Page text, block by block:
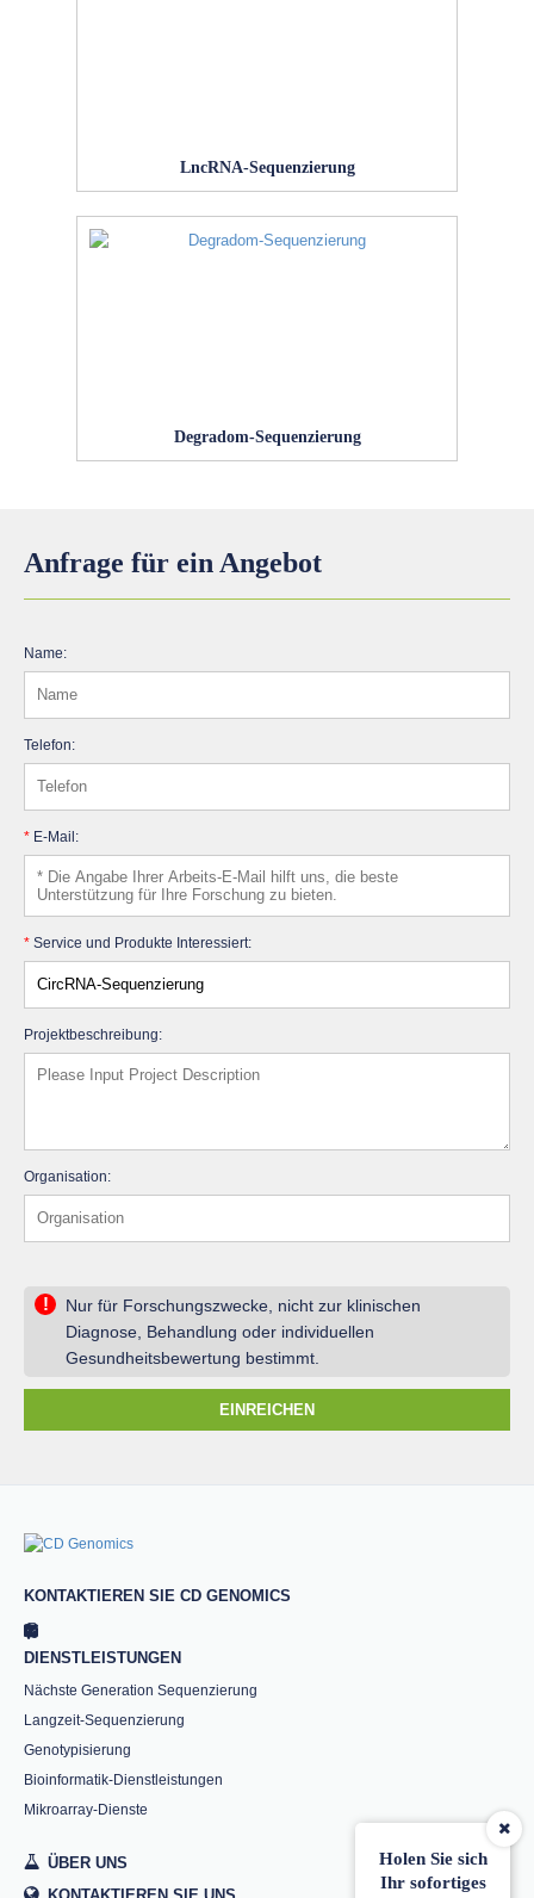
Holen Sie sich
Ihr sofortiges
LncRNA-Sequenzierung
Degradom-Sequenzierung
Anfrage für ein Angebot
Name:
Telefon:
* E-Mail:
* Service und Produkte Interessiert:
Projektbeschreibung:
Organisation:
!
Nur für Forschungszwecke, nicht zur klinischen
Diagnose, Behandlung oder individuellen
Gesundheitsbewertung bestimmt.
EINREICHEN
KONTAKTIEREN SIE CD GENOMICS
DIENSTLEISTUNGEN
Nächste Generation Sequenzierung
Langzeit-Sequenzierung
Genotypisierung
Bioinformatik-Dienstleistungen
Mikroarray-Dienste
ÜBER UNS